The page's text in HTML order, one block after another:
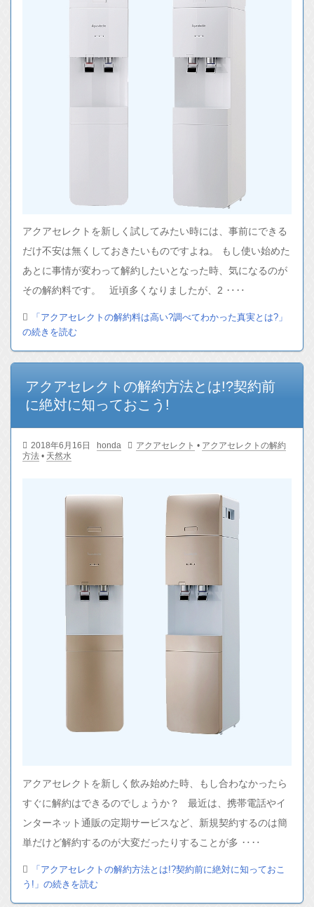
アクアセレクトを新しく試してみたい時には、事前にできる
だけ不安は無くしておきたいものですよね。 もし使い始めた
あとに事情が変わって解約したいとなった時、気になるのが
その解約料です。 近頃多くなりましたが、2 ‥‥
「アクアセレクトの解約料は高い?調べてわかった真実とは?」
の続きを読む
アクアセレクトの解約方法とは!?契約前
に絶対に知っておこう!
2018年6月16日 honda アクアセレクト • アクアセレクトの解約
方法 • 天然水
アクアセレクトを新しく飲み始めた時、もし合わなかったら
すぐに解約はできるのでしょうか？ 最近は、携帯電話やイ
ンターネット通販の定期サービスなど、新規契約するのは簡
単だけど解約するのが大変だったりすることが多 ‥‥
「アクアセレクトの解約方法とは!?契約前に絶対に知っておこ
う!」の続きを読む